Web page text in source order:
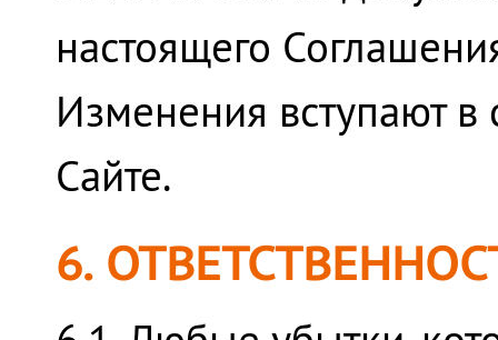
настоящего
Изменения вступают
Сайте.
6.